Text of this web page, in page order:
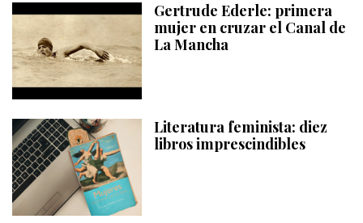
Gertrude Ederle: primera
mujer en cruzar el Canal de
La Mancha
Literatura feminista: diez
libros imprescindibles